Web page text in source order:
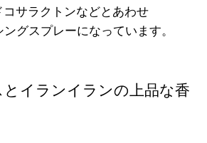
サラクトンなどとあわせ
グスプレーになっています。
イランイランの上品な香